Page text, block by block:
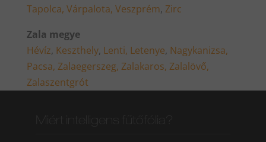
Tapolca, Várpalota, Veszprém, Zirc
Zala megye
Hévíz, Keszthely, Lenti, Letenye, Nagykanizsa,
Pacsa, Zalaegerszeg, Zalakaros, Zalalövő,
Zalaszentgrót